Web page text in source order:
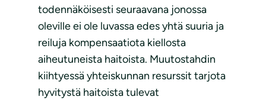
todennäköisesti seuraavana jonossa
oleville ei ole luvassa edes yhtä suuria ja
reiluja kompensaatiota kiellosta
aiheutuneista haitoista. Muutostahdin
kiihtyessä yhteiskunnan resurssit tarjota
hyvitystä haitoista tulevat